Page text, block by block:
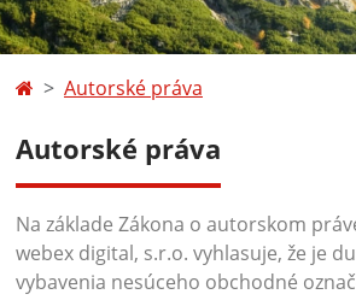
Autorské práva
Autorské práva
Na základe Zákona o autorskom
webex digital, s.r.o. vyhlasuje, že je
vybavenia nesúceho obchodné